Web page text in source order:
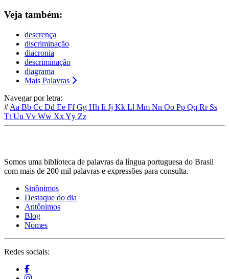
Veja também:
descrença
discriminação
diacronia
descriminação
diagrama
Mais Palavras
Navegar por letra:
# Aa Bb Cc Dd Ee FfGg Hh Ii Jj Kk Ll Mm Nn Oo Pp Qq Rr Ss
Tt Uu Vv Ww XxYy Zz
Somos uma biblioteca de palavras da língua portuguesa do Brasil
com mais de 200 mil palavras e expressões para consulta.
Sinônimos
Destaque do dia
Antônimos
Blog
Nomes
Redes sociais: